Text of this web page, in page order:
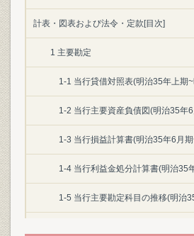
計表・図表および法令・定款[目次]
1 主要勘定
1-1 当行貸借対照表(明治35年上期
1-2 当行主要資産負債図(明治35年
1-3 当行損益計算書(明治35年6月
1-4 当行利益金処分計算書(明治35
1-5 当行主要勘定科目の推移(明治